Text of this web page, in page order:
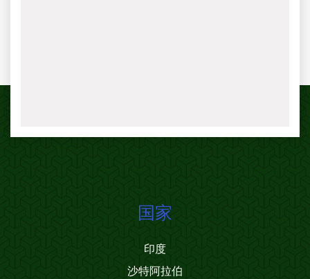
国家
印度
沙特阿拉伯